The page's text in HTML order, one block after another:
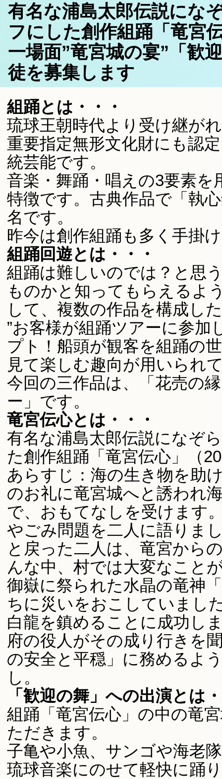
有名な浦島太郎伝説にな
フにした創作組踊
一場面”竜宮城の宴”「歓
徒を募集します
組踊とは・・・
琉球王朝時代より受け継が
重要指定無形文化財にも認
統芸能です。
音楽・舞踊・唱えの3要素
特徴です。古典作品で「執
名です。
昨今は創作組踊も多く手掛
組踊回遊とは・・・
組踊は難しいのでは？と思
ものかと知ってもらえるよ
して、複数の作品を構成し
”お客様が組踊ツアーに参加
プト！船頭が観客を組踊の
見て楽しむ趣向が用いられ
今回の三作品は、「花売の
ー」です。
竜宮伝心とは・・・
有名な浦島太郎伝説になぞ
た創作組踊「竜宮伝心」（
あらすじ：海の生き物を助
のお礼に竜宮城へと誘われ
で、おもてなしを受けます
やごみ問題を二人に語りま
と戻った二人は、竜宮から
んな中、村では大変なこと
御嶽に祭られた水晶の竜神
ちに災いをおこしていまし
白龍を鎮めることに成功し
府の役人がその成り行きを
の安全と平穏」に務めるよ
し。
「歓迎の舞」への出演とは
組踊「竜宮伝心」の中の竜
ただきます。
子亀や小魚、サンゴや海老
琉球音楽にのせて軽快に踊